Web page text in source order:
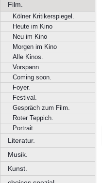
Film.
Kölner Kritikerspiegel.
Heute im Kino
Neu im Kino
Morgen im Kino
Alle Kinos.
Vorspann.
Coming soon.
Foyer.
Festival.
Gespräch zum Film.
Roter Teppich.
Portrait.
Literatur.
Musik.
Kunst.